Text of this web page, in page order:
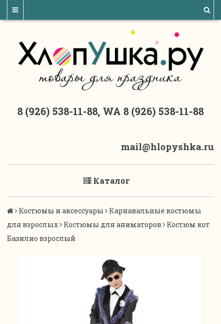
8 (926) 538-11-88, WA 8 (926) 538-11-88
mail@hlopyshka.ru
Каталог
Костюмы и аксессуары
Карнавальные костюмы
для взрослых
Костюмы для аниматоров
Костюм кот
Базилио взрослый